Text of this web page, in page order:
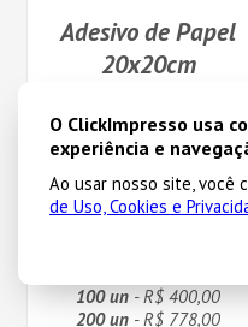
Adesivo de Papel
20x20cm
20x20
Frente Colorida 4x0
Adesivo Branco (Papel
Corte Simples (Reto)
100 un - R$ 400,00
200 un - R$ 778,00
O ClickImpresso usa
experiência e
Ao usar nosso site, você
de Uso, Cookies e